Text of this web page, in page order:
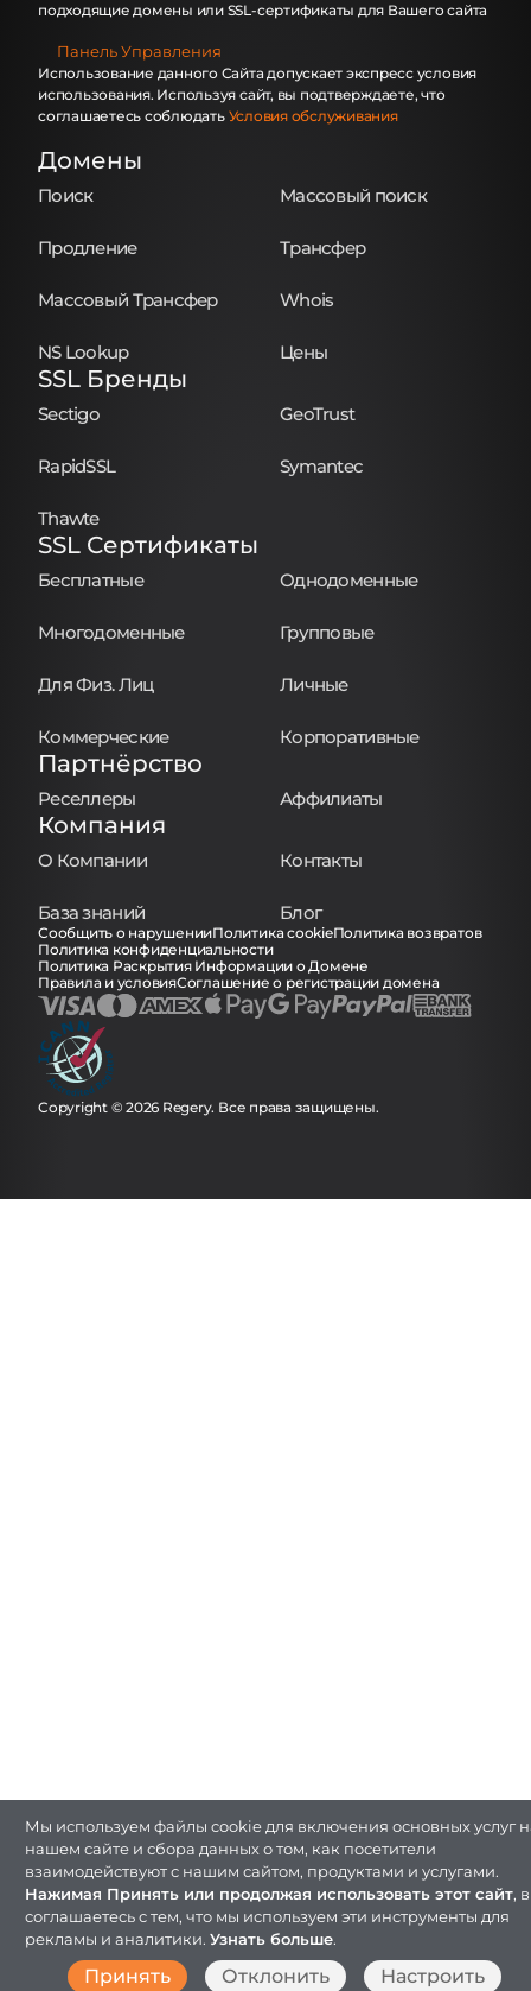
Мы используем файлы cookie для включения основных услуг
нашем сайте и сбора данных о том, как посетители
взаимодействуют с нашим сайтом, продуктами и услугами.
Нажимая Принять или продолжая использовать этот сайт,
соглашаетесь с тем, что мы используем эти инструменты для
рекламы и аналитики. Узнать больше.
Принять Отклонить Настроить
подходящие домены или SSL-сертификаты для Вашего сайта
Панель Управления
Использование данного Сайта допускает экспресс условия
использования. Используя сайт, вы подтверждаете, что
соглашаетесь соблюдать Условия обслуживания
Домены
Поиск Массовый поиск
Продление Трансфер
Массовый Трансфер Whois
NS Lookup Цены
SSL Бренды
Sectigo GeoTrust
RapidSSL Symantec
Thawte
SSL Сертификаты
Бесплатные Однодоменные
Многодоменные Групповые
Для Физ. Лиц Личные
Коммерческие Корпоративные
Партнёрство
Реселлеры Аффилиаты
Компания
О Компании Контакты
База знаний Блог
Сообщить о нарушенииПолитика cookieПолитика возвратов
Политика конфиденциальности
Политика Раскрытия Информации о Домене
Правила и условияСоглашение о регистрации домена
Copyright © 2026 Regery. Все права защищены.